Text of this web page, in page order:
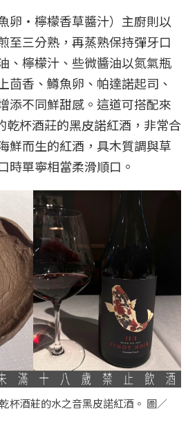
卵‧檸檬香草醬汁）主廚則以
至三分熟，再蒸熟保持彈牙口
、檸檬汁、些微醬油以氮氣瓶
茴香、鱒魚卵、帕達諾起司、
添不同鮮甜感。這道可搭配來
乾杯酒莊的黑皮諾紅酒，非常合
鮮而生的紅酒，具木質調與草
時單寧相當柔滑順口。
杯酒莊的水之音黑皮諾紅酒。 圖／